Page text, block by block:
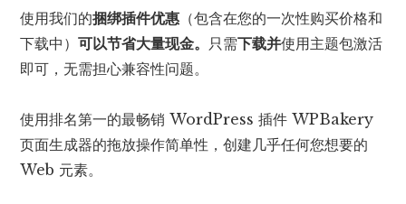
使用我们的捆绑插件优惠 （包含在您的一次性购买价格和
下载中）可以节省大量现金。 只需下载并使用主题包激活
即可，无需担心兼容性问题。
使用排名第一的最畅销 WordPress 插件 WPBakery
页面生成器的拖放操作简单性，创建几乎任何您想要的
Web 元素。